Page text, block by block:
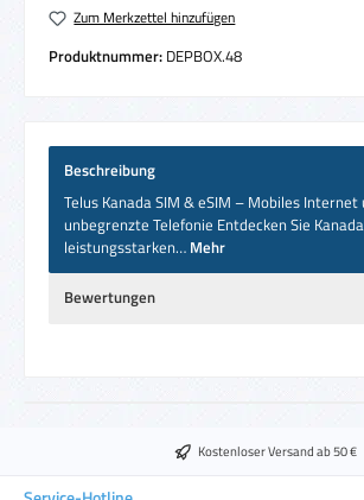
Zum Merkzettel hinzufügen
Produktnummer: DEPBOX.48
Beschreibung
Telus Kanada SIM & eSIM – Mobiles Internet
unbegrenzte Telefonie Entdecken Sie
leistungsstarken… Mehr
Bewertungen
Kostenloser Versand ab 50 €